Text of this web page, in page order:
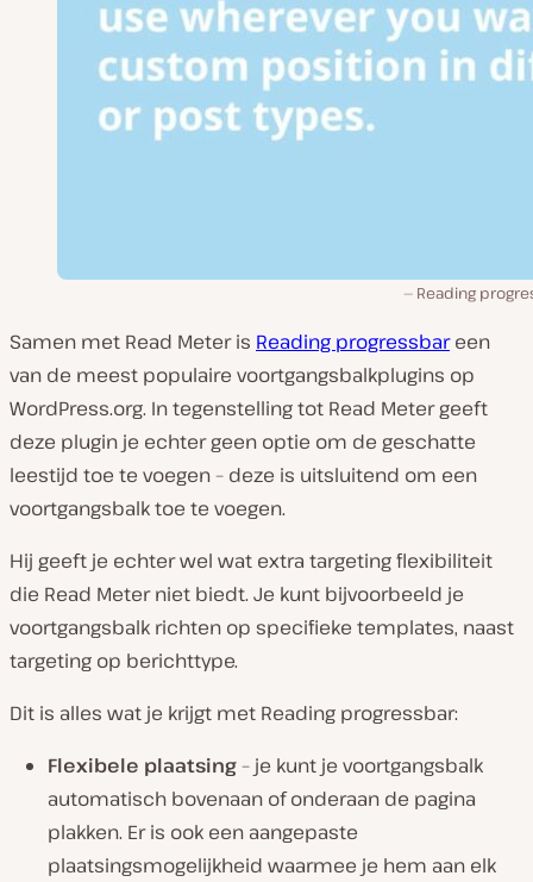
Reading
Samen met Read Meter is Reading progressbareen
van de meest populaire voortgangsbalkplugins op
WordPress.org. In tegenstelling tot Read Meter geeft
deze plugin je echter geen optie om de geschatte
leestijd toe te voegen – deze is uitsluitend om een
voortgangsbalk toe te voegen.
Hij geeft je echter wel wat extra targeting flexibiliteit
die Read Meter niet biedt. Je kunt bijvoorbeeld je
voortgangsbalk richten op specifieke templates, naast
targeting op berichttype.
Dit is alles wat je krijgt met Reading progressbar:
Flexibele plaatsing– je kunt je voortgangsbalk
automatisch bovenaan of onderaan de pagina
plakken. Er is ook een aangepaste
plaatsingsmogelijkheid waarmee je hem aan elk